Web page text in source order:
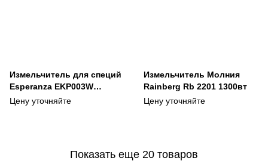
Измельчитель для специй
Esperanza EKP003W
Muntok grey
Цену уточняйте
Измельчитель Молния
Rainberg Rb 2201 1300вт
Цену уточняйте
Показать еще 20 товаров